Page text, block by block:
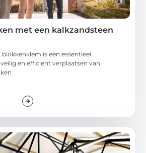
met een kalkzandsteen
blokkenklem is een essentieel
en efficiënt verplaatsen van